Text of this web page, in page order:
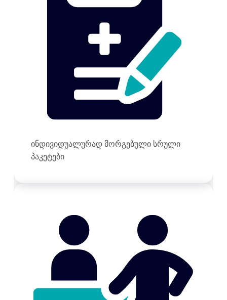
ინდივიდუალურად მორგებული სრული
პაკეტები